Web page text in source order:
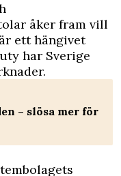
åker fram vill
ett hängivet
har Sverige
– slösa mer för